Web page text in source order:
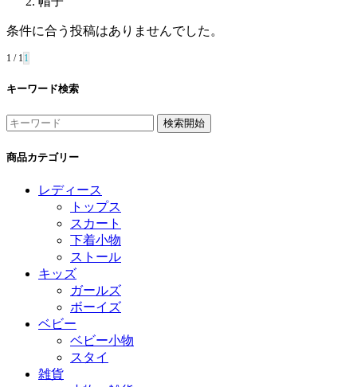
条件に合う投稿はありませんでした。
1 / 1 1
キーワード検索
商品カテゴリー
レディース
トップス
スカート
下着小物
ストール
キッズ
ガールズ
ボーイズ
ベビー
ベビー小物
スタイ
雑貨